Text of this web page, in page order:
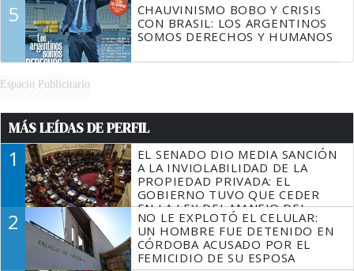
5
CHAUVINISMO BOBO Y CRISIS
CON BRASIL: LOS ARGENTINOS
SOMOS DERECHOS Y HUMANOS
Espacio Publicitario
MÁS LEÍDAS DE PERFIL
1
EL SENADO DIO MEDIA SANCIÓN
A LA INVIOLABILIDAD DE LA
PROPIEDAD PRIVADA: EL
GOBIERNO TUVO QUE CEDER
EN LA LEY DEL MANEJO DEL
FUEGO
2
NO LE EXPLOTÓ EL CELULAR:
UN HOMBRE FUE DETENIDO EN
CÓRDOBA ACUSADO POR EL
FEMICIDIO DE SU ESPOSA